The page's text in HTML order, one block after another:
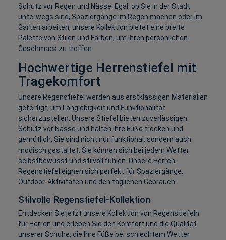
Schutz vor Regen und Nässe. Egal, ob Sie in der Stadt
unterwegs sind, Spaziergänge im Regen machen oder im
Garten arbeiten, unsere Kollektion bietet eine breite
Palette von Stilen und Farben, um Ihren persönlichen
Geschmack zu treffen.
Hochwertige Herrenstiefel mit
Tragekomfort
Unsere Regenstiefel werden aus erstklassigen Materialien
gefertigt, um Langlebigkeit und Funktionalität
sicherzustellen. Unsere Stiefel bieten zuverlässigen
Schutz vor Nässe und halten Ihre Füße trocken und
gemütlich. Sie sind nicht nur funktional, sondern auch
modisch gestaltet. Sie können sich bei jedem Wetter
selbstbewusst und stilvoll fühlen. Unsere Herren-
Regenstiefel eignen sich perfekt für Spaziergänge,
Outdoor-Aktivitäten und den täglichen Gebrauch.
Stilvolle Regenstiefel-Kollektion
Entdecken Sie jetzt unsere Kollektion von Regenstiefeln
für Herren und erleben Sie den Komfort und die Qualität
unserer Schuhe, die Ihre Füße bei schlechtem Wetter